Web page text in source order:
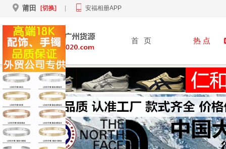
莆田 [切换] 安福相册APP
首 页 热 点